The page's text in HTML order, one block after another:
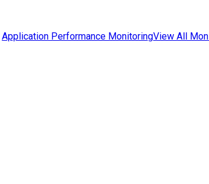
Application Performance MonitoringView All